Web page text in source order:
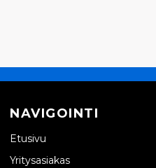
NAVIGOINTI
Etusivu
Yritysasiakas